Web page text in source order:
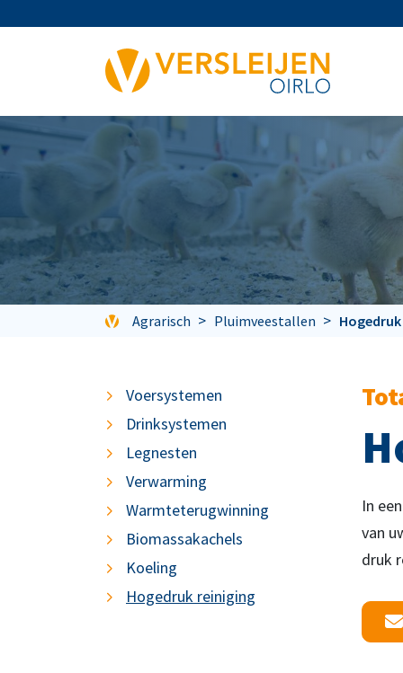
Agrarisch Pluimveestallen
Voersystemen
Drinksystemen
Legnesten
Verwarming
Warmteterugwinning
Biomassakachels
Koeling
Hogedruk reiniging
In
van
druk